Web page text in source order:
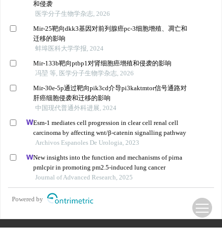
和侵袭
医学分子生物学杂志, 2026
Mir-25靶向dkk3基因对前列腺癌pc-3细胞增殖、凋亡和
迁移的影响
蚌埠医科大学学报, 2024
Mir-133b靶向ptbp1对肾细胞癌增殖和侵袭的影响
冯堃 等, 医学分子生物学杂志, 2026
Mir-30e-5p通过靶向pik3cd介导pi3kaktmtor信号通路对
肝癌细胞侵袭和迁移的影响
中国现代普通外科进展, 2024
Esm-1 mediates cell progression in clear cell renal cell
carcinoma by affecting wnt/β-catenin signalling pathway
Archivos Espanoles De Urologia, 2023
New insights into the function and mechanisms of pirna
pmlcpir in promoting pm2.5-induced lung cancer
Journal of Advanced Research, 2025
Powered by